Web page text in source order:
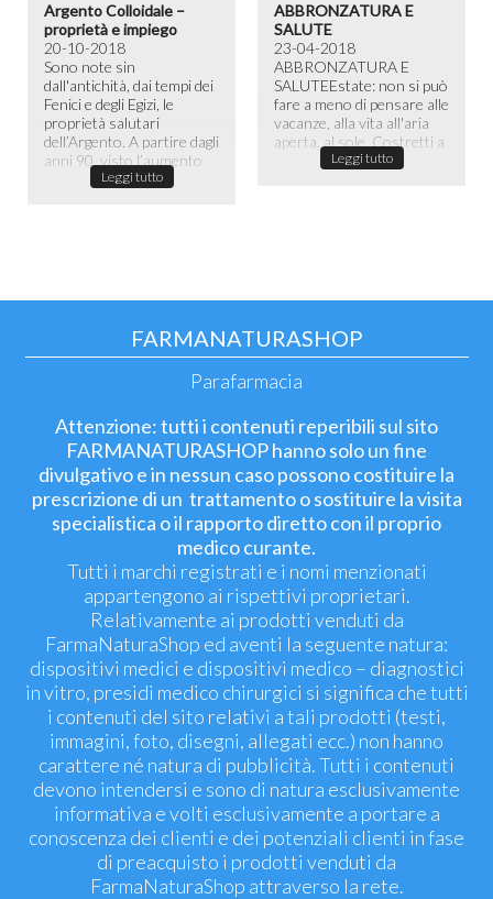
Argento Colloidale –
proprietà e impiego
20-10-2018
Sono note sin
dall'antichità, dai tempi dei
Fenici e degli Egizi, le
proprietà salutari
dell’Argento. A partire dagli
anni 90, visto l’aumento
Leggi tutto
ABBRONZATURA E
SALUTE
23-04-2018
ABBRONZATURA E
SALUTE​ Estate: non si può
fare a meno di pensare alle
vacanze, alla vita all'aria
aperta, al sole. Costretti a
passare la maggior ...
Leggi tutto
FARMANATURASHOP
Parafarmacia
Attenzione: tutti i contenuti reperibili sul sito
FARMANATURASHOP hanno solo un fine
divulgativo e in nessun caso possono costituire la
prescrizione di un trattamento o sostituire la visita
specialistica o il rapporto diretto con il proprio
medico curante.
Tutti i marchi registrati e i nomi menzionati
appartengono ai rispettivi proprietari.
Relativamente ai prodotti venduti da
FarmaNaturaShop ed aventi la seguente natura:
dispositivi medici e dispositivi medico – diagnostici
in vitro, presidi medico chirurgici si significa che tutti
i contenuti del sito relativi a tali prodotti (testi,
immagini, foto, disegni, allegati ecc.) non hanno
carattere né natura di pubblicità. Tutti i contenuti
devono intendersi e sono di natura esclusivamente
informativa e volti esclusivamente a portare a
conoscenza dei clienti e dei potenziali clienti in fase
di preacquisto i prodotti venduti da
FarmaNaturaShop attraverso la rete.